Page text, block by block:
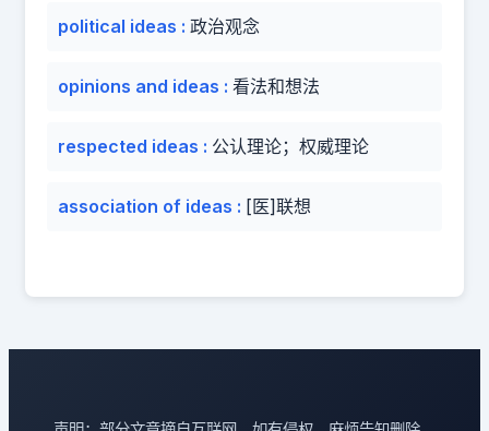
political ideas : 政治观念
opinions and ideas : 看法和想法
respected ideas : 公认理论；权威理论
association of ideas : [医]联想